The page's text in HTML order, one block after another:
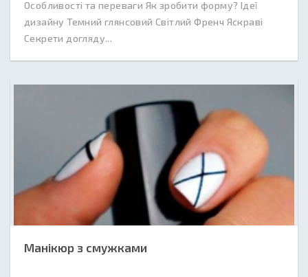
Особливості та переваги Як зробити форму? Ідеї
дизайну Темний глянсовий Світлий Френч Яскраві
Секрети догляду...
Манікюр з смужками